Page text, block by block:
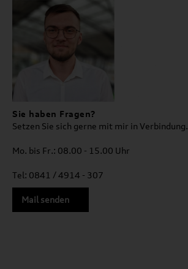
Sie haben Fragen?
Setzen Sie sich gerne mit mir in Verbindung.
Mo. bis Fr.: 08.00 - 15.00 Uhr
Tel: 0841 / 4914 - 307
Mail senden